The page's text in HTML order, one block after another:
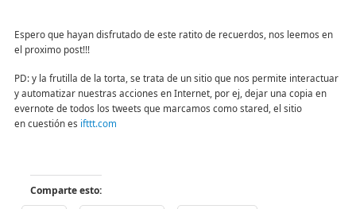
Espero que hayan disfrutado de este ratito de recuerdos, nos leemos en
el proximo post!!!
PD: y la frutilla de la torta, se trata de un sitio que nos permite interactuar
y automatizar nuestras acciones en Internet, por ej, dejar una copia en
evernote de todos los tweets que marcamos como stared, el sitio
en cuestión es ifttt.com
Comparte esto: